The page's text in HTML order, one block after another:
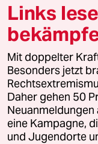
Mauerecho
Freie Rede
reingehen
Newsletter
Links
Mit doppelter
Besonders jetzt
Daher gehen 50
Neuanmeldungen
eine Kampagne,
und Jugendorte